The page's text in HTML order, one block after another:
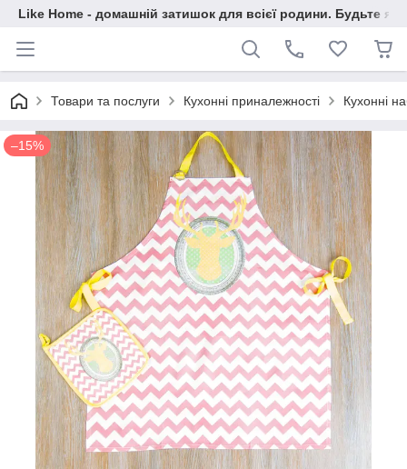
Like Home - домашній затишок для всієї родини. Будьте як
Товари та послуги Кухонні приналежності Кухонні
–15%